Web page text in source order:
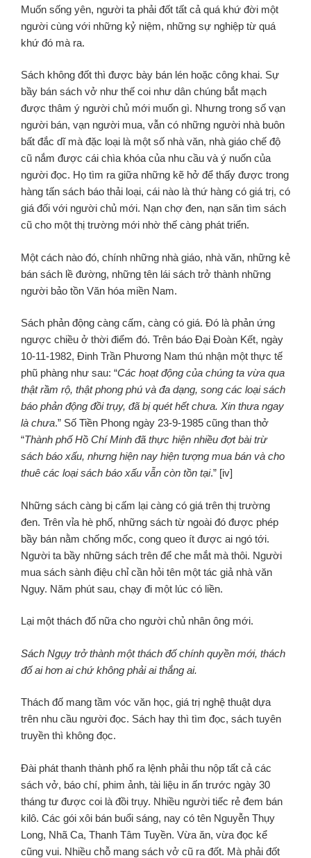
Muốn sống yên, người ta phải đốt tất cả quá khứ đời một
người cùng với những kỷ niệm, những sự nghiệp từ quá
khứ đó mà ra.
Sách không đốt thì được bày bán lén hoặc công khai. Sự
bầy bán sách vở như thế coi như dân chúng bắt mạch
được thâm ý người chủ mới muốn gì. Nhưng trong số vạn
người bán, vạn người mua, vẫn có những người nhà buôn
bất đắc dĩ mà đặc loại là một số nhà văn, nhà giáo chế độ
cũ nắm được cái chìa khóa của nhu cầu và ý nuốn của
người đọc. Họ tìm ra giữa những kẽ hở để thấy được trong
hàng tấn sách báo thải loại, cái nào là thứ hàng có giá trị, có
giá đối với người chủ mới. Nạn chợ đen, nạn săn tìm sách
cũ cho một thị trường mới nhờ thế càng phát triển.
Một cách nào đó, chính những nhà giáo, nhà văn, những kẻ
bán sách lề đường, những tên lái sách trở thành những
người bảo tồn Văn hóa miền Nam.
Sách phản động càng cấm, càng có giá. Đó là phản ứng
ngược chiều ở thời điểm đó. Trên báo Đại Ðoàn Kết, ngày
10-11-1982, Đinh Trần Phương Nam thú nhận một thực tế
phũ phàng như sau: “Các hoạt động của chúng ta vừa qua
thật rầm rộ, thật phong phú và đa dạng, song các loại sách
báo phản động đồi trụy, đã bị quét hết chưa. Xin thưa ngay
là chưa.” Số Tiền Phong ngày 23-9-1985 cũng than thở
“Thành phố Hồ Chí Minh đã thực hiện nhiều đợt bài trừ
sách báo xấu, nhưng hiện nay hiện tượng mua bán và cho
thuê các loại sách báo xấu vẫn còn tồn tại.” [iv]
Những sách càng bị cấm lại càng có giá trên thị trường
đen. Trên vỉa hè phố, những sách từ ngoài đó được phép
bầy bán nằm chống mốc, cong queo ít được ai ngó tới.
Người ta bầy những sách trên để che mắt mà thôi. Người
mua sách sành điệu chỉ cần hỏi tên một tác giả nhà văn
Ngụy. Năm phút sau, chạy đi một lúc có liền.
Lại một thách đố nữa cho người chủ nhân ông mới.
Sách Ngụy trở thành một thách đố chính quyền mới, thách
đố ai hơn ai chứ không phải ai thắng ai.
Thách đố mang tầm vóc văn học, giá trị nghệ thuật dựa
trên nhu cầu người đọc. Sách hay thì tìm đọc, sách tuyên
truyền thì không đọc.
Đài phát thanh thành phố ra lệnh phải thu nộp tất cả các
sách vở, báo chí, phim ảnh, tài liệu in ấn trước ngày 30
tháng tư được coi là đồi trụy. Nhiều người tiếc rẻ đem bán
kilô. Các gói xôi bán buổi sáng, nay có tên Nguyễn Thụy
Long, Nhã Ca, Thanh Tâm Tuyền. Vừa ăn, vừa đọc kể
cũng vui. Nhiều chỗ mang sách vở cũ ra đốt. Mà phải đốt